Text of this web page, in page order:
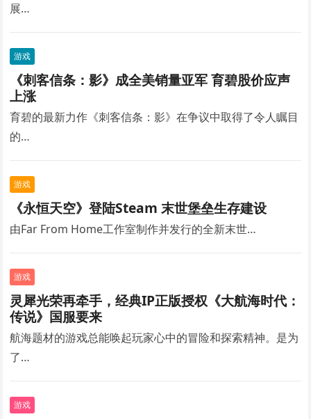
展…
游戏
《刺客信条：影》成全美销量亚军 育碧股价应声
上涨
育碧的最新力作《刺客信条：影》在争议中取得了令人瞩目
的…
游戏
《永恒天空》登陆Steam 末世堡垒生存建设
由Far From Home工作室制作并发行的全新末世…
游戏
灵犀光荣再牵手，经典IP正版授权《大航海时代：
传说》国服要来
航海题材的游戏总能唤起玩家心中的冒险和探索精神。是为
了…
游戏